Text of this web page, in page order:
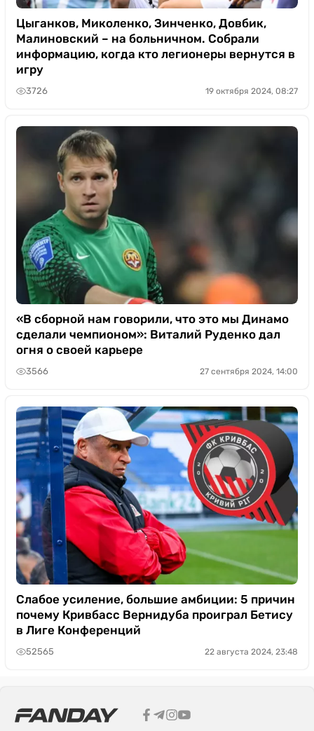
Цыганков, Миколенко, Зинченко, Довбик,
Малиновский – на больничном. Собрали
информацию, когда кто легионеры вернутся в
игру
3726 19 октября 2024, 08:27
«В сборной нам говорили, что это мы Динамо
сделали чемпионом»: Виталий Руденко дал
огня о своей карьере
3566 27 сентября 2024, 14:00
Слабое усиление, большие амбиции: 5 причин
почему Кривбасс Вернидуба проиграл Бетису
в Лиге Конференций
52565 22 августа 2024, 23:48